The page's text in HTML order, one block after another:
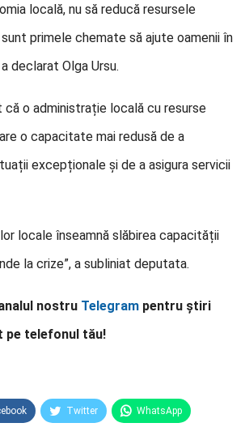
locală, nu să reducă resursele
primele chemate să ajute oamenii în
declarat Olga Ursu.
că o administrație locală cu resurse
o capacitate mai redusă de a
excepționale și de a asigura servicii
locale înseamnă slăbirea capacității
la crize”, a subliniat deputata.
nostru Telegram pentru știri
pe telefonul tău!
Twitter WhatsApp